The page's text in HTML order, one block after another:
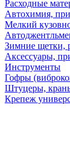
Расходные
Автохимия,
Мелкий
Зимние щетки,
Аксессуары,
Инструменты
Гофры
Штуцеры,
Крепеж